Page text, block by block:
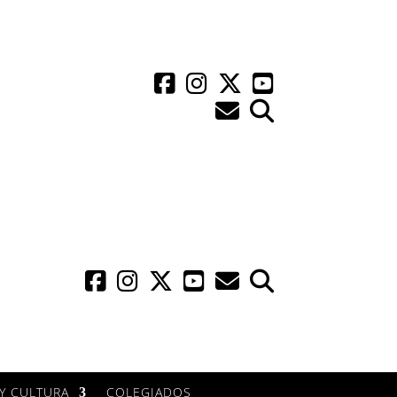
CULTURA COLEGIADOS